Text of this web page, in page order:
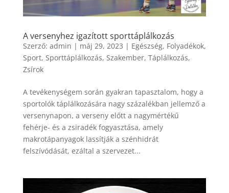
A versenyhez igazított sporttáplálkozás
Szerző: admin | máj 29, 2023 | Egészség, Folyadékok,
Sport, Sporttáplálkozás, Szakember, Táplálkozás,
Zsírok
A tevékenységem során gyakran tapasztalom, hogy a
sportolók táplálkozására nagy százalékban jellemző a
versenynapon, a verseny előtt a nagymértékű
fehérje- és a zsiradék fogyasztása, amely
makrotápanyagok lassítják a szénhidrát
felszívódását, ezáltal a szervezet...